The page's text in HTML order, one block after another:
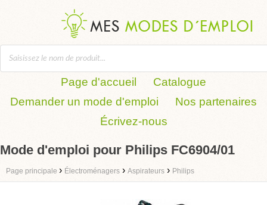
Page d'accueil
Catalogue
Demander un mode d'emploi
Nos partenaires
Écrivez-nous
Mode d'emploi pour Philips FC6904/01
Page principale › Électroménagers › Aspirateurs › Philips